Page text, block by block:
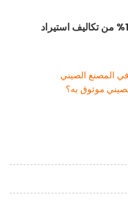
كيف يساعدك AUSMAN على توفير 10-15% من تكاليف استيراد
موثوق به؟